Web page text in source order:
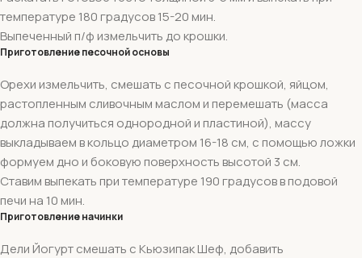
температуре 180 градусов 15-20 мин.
Выпеченный п/ф измельчить до крошки.
Приготовление песочной основы
Орехи измельчить, смешать с песочной крошкой, яйцом,
растопленным сливочным маслом и перемешать (масса
должна получиться однородной и пластиной), массу
выкладываем в кольцо диаметром 16-18 см, с помощью ложки
формуем дно и боковую поверхность высотой 3 см.
Ставим выпекать при температуре 190 градусов в подовой
печи на 10 мин.
Приготовление начинки
Дели Йогурт смешать с Кьюзипак Шеф, добавить